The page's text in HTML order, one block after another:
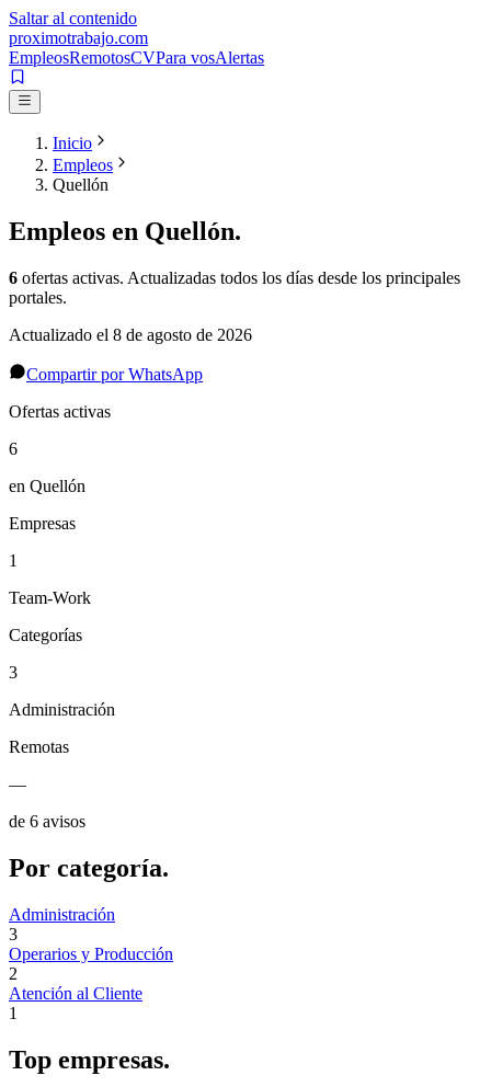
Saltar al contenido
proximotrabajo.com
EmpleosRemotosCVPara vosAlertas
Inicio
Empleos
Quellón
Empleos en Quellón.
6 ofertas activas. Actualizadas todos los días desde los principales
portales.
Actualizado el 8 de agosto de 2026
Compartir por WhatsApp
Ofertas activas
6
en Quellón
Empresas
1
Team-Work
Categorías
3
Administración
Remotas
—
de 6 avisos
Por categoría.
Administración
3
Operarios y Producción
2
Atención al Cliente
1
Top empresas.